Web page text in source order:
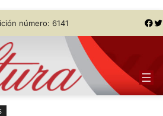
número: 6141 Facebook Twitter